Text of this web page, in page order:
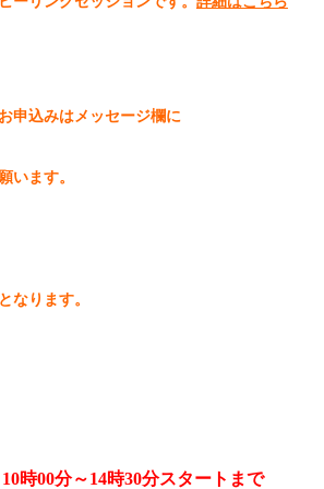
申込みはメッセージ欄に
います。
なります。
時00分～14時30分スタートまで